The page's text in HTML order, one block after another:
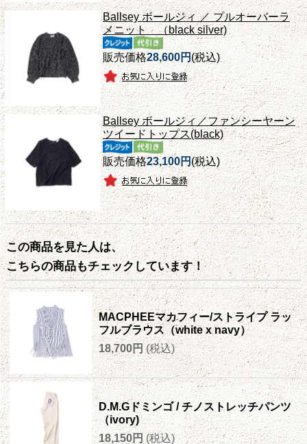
Ballsey ボールジィ ／ プルオーバーラ
メニット （black silver)
販売価格28,600円(税込)
Ballsey ボールジィ／ファンシーヤーン
ツイードトップス(black)
販売価格23,100円(税込)
この商品を見た人は、
こちらの商品もチェックしています！
MACPHEEマカフィー/ストライプ ラッ
フルブラウス（white x navy）
18,700円 (税込)
D.M.Gドミンゴ / チノストレッチパンツ
（ivory)
18,150円 (税込)